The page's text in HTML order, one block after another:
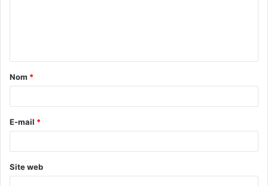
t
a
e
*
Nom *
E-mail *
Site web